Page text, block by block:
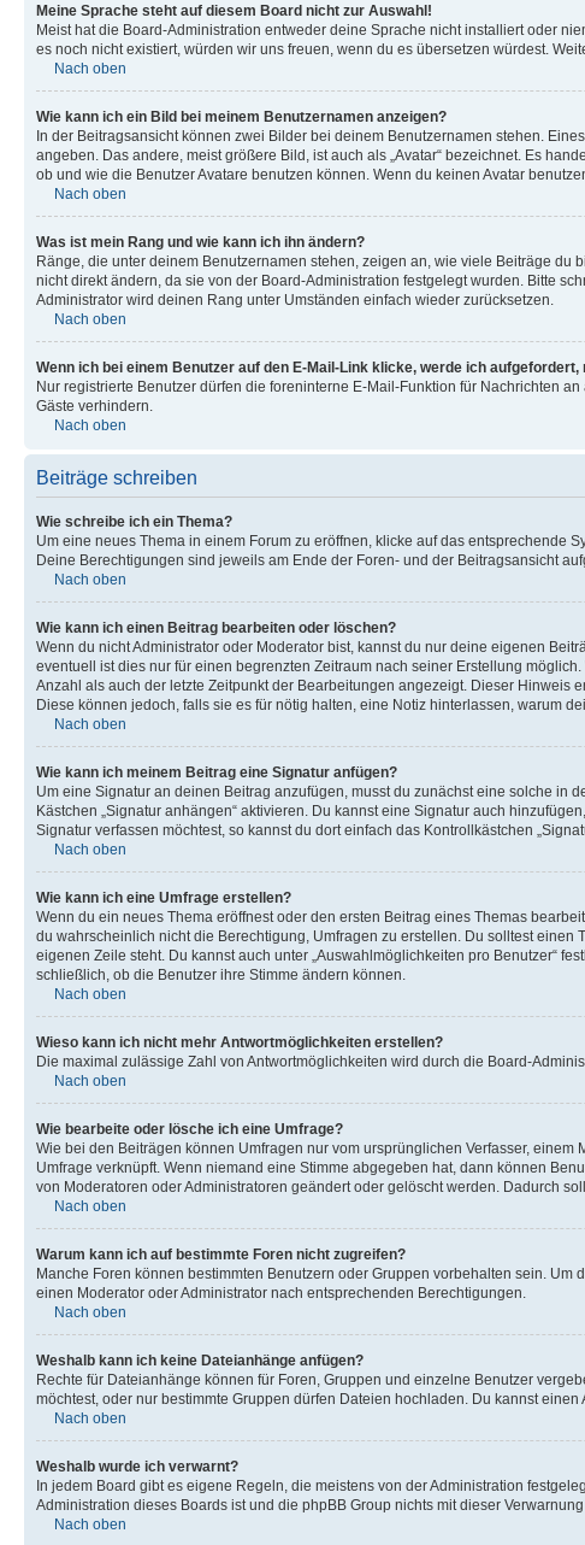
Meine Sprache steht auf diesem Board nicht zur Auswahl!
Meist hat die Board-Administration entweder deine Sprache nicht installiert oder
es noch nicht existiert, würden wir uns freuen, wenn du es übersetzen würdest.
Nach oben
Wie kann ich ein Bild bei meinem Benutzernamen anzeigen?
In der Beitragsansicht können zwei Bilder bei deinem Benutzernamen stehen.
angeben. Das andere, meist größere Bild, ist auch als „Avatar“ bezeichnet. Es
ob und wie die Benutzer Avatare benutzen können. Wenn du keinen Avatar
Nach oben
Was ist mein Rang und wie kann ich ihn ändern?
Ränge, die unter deinem Benutzernamen stehen, zeigen an, wie viele Beiträge
nicht direkt ändern, da sie von der Board-Administration festgelegt wurden. Bitte
Administrator wird deinen Rang unter Umständen einfach wieder zurücksetzen.
Nach oben
Wenn ich bei einem Benutzer auf den E-Mail-Link klicke, werde ich aufgefordert,
Nur registrierte Benutzer dürfen die foreninterne E-Mail-Funktion für Nachrichten
Gäste verhindern.
Nach oben
Beiträge schreiben
Wie schreibe ich ein Thema?
Um eine neues Thema in einem Forum zu eröffnen, klicke auf das entsprechende
Deine Berechtigungen sind jeweils am Ende der Foren- und der Beitragsansicht
Nach oben
Wie kann ich einen Beitrag bearbeiten oder löschen?
Wenn du nicht Administrator oder Moderator bist, kannst du nur deine eigenen
eventuell ist dies nur für einen begrenzten Zeitraum nach seiner Erstellung
Anzahl als auch der letzte Zeitpunkt der Bearbeitungen angezeigt. Dieser Hinweis
Diese können jedoch, falls sie es für nötig halten, eine Notiz hinterlassen, warum
Nach oben
Wie kann ich meinem Beitrag eine Signatur anfügen?
Um eine Signatur an deinen Beitrag anzufügen, musst du zunächst eine solche in
Kästchen „Signatur anhängen“ aktivieren. Du kannst eine Signatur auch
Signatur verfassen möchtest, so kannst du dort einfach das Kontrollkästchen
Nach oben
Wie kann ich eine Umfrage erstellen?
Wenn du ein neues Thema eröffnest oder den ersten Beitrag eines Themas
du wahrscheinlich nicht die Berechtigung, Umfragen zu erstellen. Du solltest
eigenen Zeile steht. Du kannst auch unter „Auswahlmöglichkeiten pro Benutzer“
schließlich, ob die Benutzer ihre Stimme ändern können.
Nach oben
Wieso kann ich nicht mehr Antwortmöglichkeiten erstellen?
Die maximal zulässige Zahl von Antwortmöglichkeiten wird durch die Board-
Nach oben
Wie bearbeite oder lösche ich eine Umfrage?
Wie bei den Beiträgen können Umfragen nur vom ursprünglichen Verfasser,
Umfrage verknüpft. Wenn niemand eine Stimme abgegeben hat, dann können
von Moderatoren oder Administratoren geändert oder gelöscht werden. Dadurch
Nach oben
Warum kann ich auf bestimmte Foren nicht zugreifen?
Manche Foren können bestimmten Benutzern oder Gruppen vorbehalten sein.
einen Moderator oder Administrator nach entsprechenden Berechtigungen.
Nach oben
Weshalb kann ich keine Dateianhänge anfügen?
Rechte für Dateianhänge können für Foren, Gruppen und einzelne Benutzer
möchtest, oder nur bestimmte Gruppen dürfen Dateien hochladen. Du kannst
Nach oben
Weshalb wurde ich verwarnt?
In jedem Board gibt es eigene Regeln, die meistens von der Administration
Administration dieses Boards ist und die phpBB Group nichts mit dieser
Nach oben